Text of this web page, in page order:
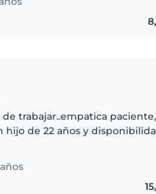
de trabajar..empatica paciente,
hijo de 22 años y